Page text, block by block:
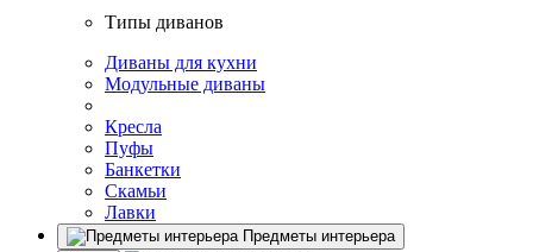
Типы диванов
Диваны для кухни
Модульные диваны
Кресла
Пуфы
Банкетки
Скамьи
Лавки
Предметы интерьера